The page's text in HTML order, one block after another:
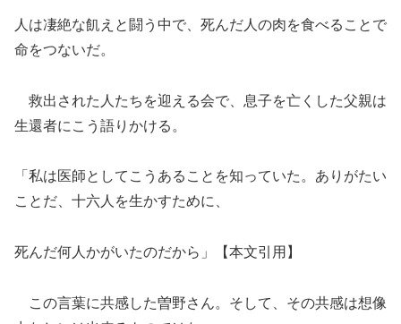
人は凄絶な飢えと闘う中で、死んだ人の肉を食べることで
命をつないだ。
救出された人たちを迎える会で、息子を亡くした父親は
生還者にこう語りかける。
「私は医師としてこうあることを知っていた。ありがたい
ことだ、十六人を生かすために、
死んだ何人かがいたのだから」【本文引用】
この言葉に共感した曽野さん。そして、その共感は想像